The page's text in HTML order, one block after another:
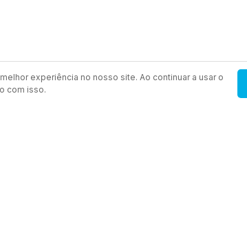
experiência no nosso site. Ao continuar a usar o
com isso.